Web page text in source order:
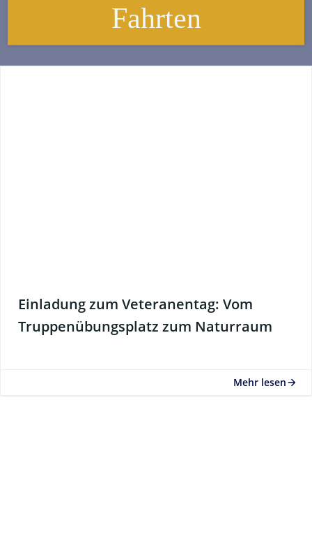
Fahrten
Einladung zum Veteranentag: Vom
Truppenübungsplatz zum Naturraum
Mehr lesen